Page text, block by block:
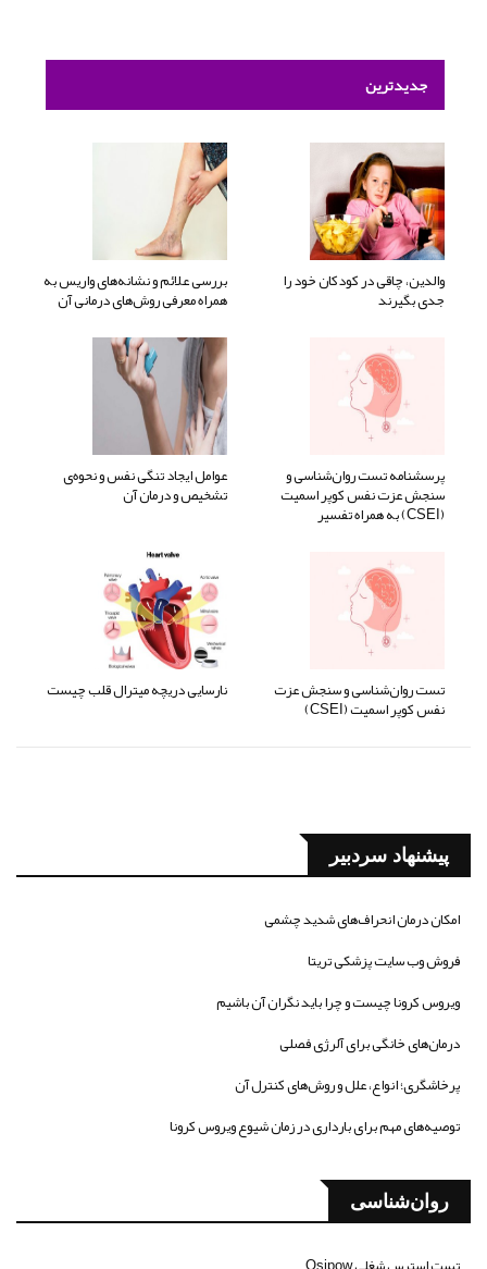
جدیدترین
والدین، چاقی در کودکان خود را
جدی بگیرند
بررسی علائم و نشانه‌های واریس به
همراه معرفی روش‌های درمانی آن
پرسشنامه تست روان‌شناسی و
سنجش عزت نفس کوپر اسمیت
(CSEI) به همراه تفسیر
عوامل ایجاد تنگی نفس و نحوه‌ی
تشخیص و درمان آن
تست روان‌شناسی و سنجش عزت
نفس کوپر اسمیت (CSEI)
نارسایی دریچه میترال قلب چیست
پیشنهاد سردبیر
امکان درمان انحراف‌های شدید چشمی
فروش وب سایت پزشکی تریتا
ویروس کرونا چیست و چرا باید نگران آن باشیم
درمان‌های خانگی برای آلرژی فصلی
پرخاشگری؛ انواع، علل و روش‌های کنترل آن
توصیه‌های مهم برای بارداری در زمان شیوع ویروس کرونا
روان‌شناسی